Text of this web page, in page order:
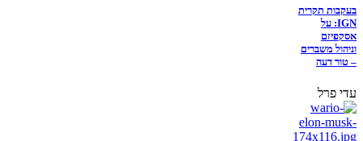
בעקבות תקרית
IGN: על
אסקפיזם
וניהול משברים
– טור דעה
עדי פרל